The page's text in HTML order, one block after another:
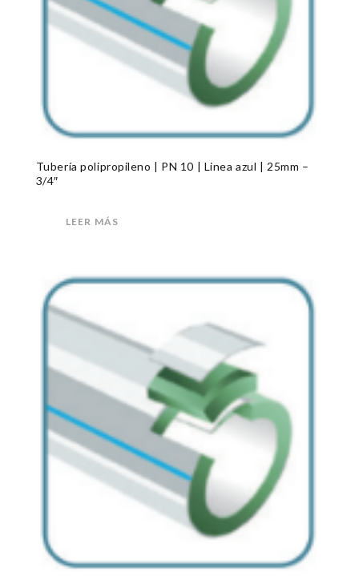
Tubería polipropileno | PN 10 | Linea azul | 25mm –
3/4″
LEER MÁS